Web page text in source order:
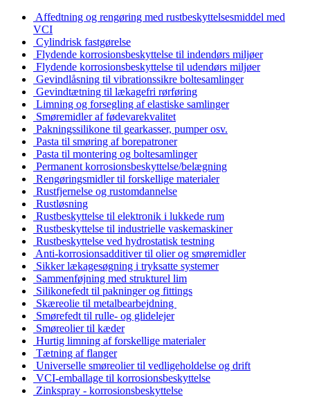
Affedtning og rengøring med rustbeskyttelsesmiddel med
VCI
Cylindrisk fastgørelse
Flydende korrosionsbeskyttelse til indendørs miljøer
Flydende korrosionsbeskyttelse til udendørs miljøer
Gevindlåsning til vibrationssikre boltesamlinger
Gevindtætning til lækagefri rørføring
Limning og forsegling af elastiske samlinger
Smøremidler af fødevarekvalitet
Pakningssilikone til gearkasser, pumper osv.
Pasta til smøring af borepatroner
Pasta til montering og boltesamlinger
Permanent korrosionsbeskyttelse/belægning
Rengøringsmidler til forskellige materialer
Rustfjernelse og rustomdannelse
Rustløsning
Rustbeskyttelse til elektronik i lukkede rum
Rustbeskyttelse til industrielle vaskemaskiner
Rustbeskyttelse ved hydrostatisk testning
Anti-korrosionsadditiver til olier og smøremidler
Sikker lækagesøgning i tryksatte systemer
Sammenføjning med strukturel lim
Silikonefedt til pakninger og fittings
Skæreolie til metalbearbejdning
Smørefedt til rulle- og glidelejer
Smøreolier til kæder
Hurtig limning af forskellige materialer
Tætning af flanger
Universelle smøreolier til vedligeholdelse og drift
VCI-emballage til korrosionsbeskyttelse
Zinkspray - korrosionsbeskyttelse